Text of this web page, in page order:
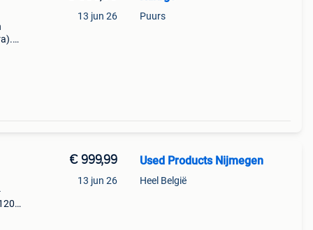
13 jun 26 Puurs
€ 999,99
13 jun 26
Used Products Nijmegen
Heel België